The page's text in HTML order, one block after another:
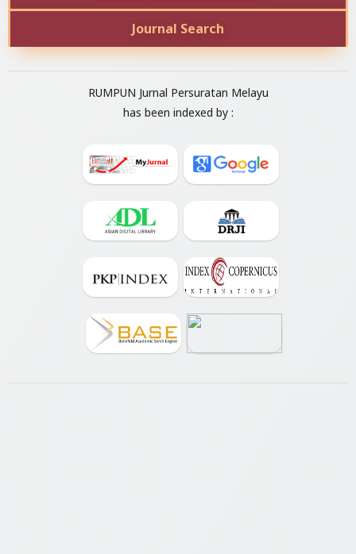
Journal Search
RUMPUN Jurnal Persuratan Melayu
has been indexed by :